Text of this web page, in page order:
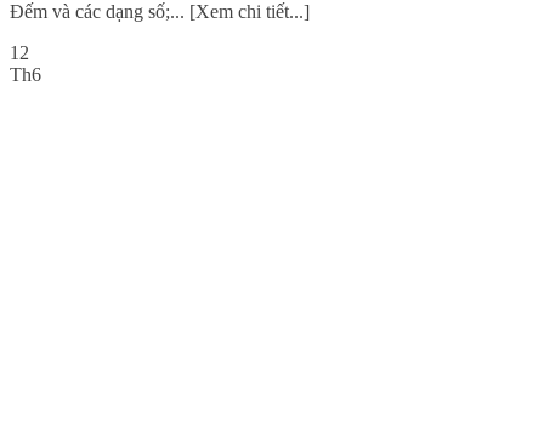
Đếm và các dạng số;... [Xem chi tiết...]
12
Th6